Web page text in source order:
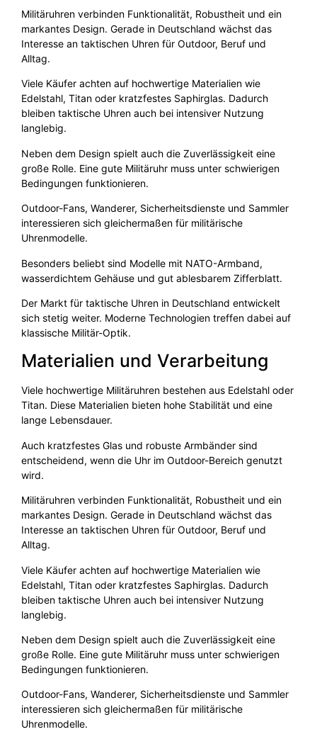
Militäruhren verbinden Funktionalität, Robustheit und ein
markantes Design. Gerade in Deutschland wächst das
Interesse an taktischen Uhren für Outdoor, Beruf und
Alltag.
Viele Käufer achten auf hochwertige Materialien wie
Edelstahl, Titan oder kratzfestes Saphirglas. Dadurch
bleiben taktische Uhren auch bei intensiver Nutzung
langlebig.
Neben dem Design spielt auch die Zuverlässigkeit eine
große Rolle. Eine gute Militäruhr muss unter schwierigen
Bedingungen funktionieren.
Outdoor-Fans, Wanderer, Sicherheitsdienste und Sammler
interessieren sich gleichermaßen für militärische
Uhrenmodelle.
Besonders beliebt sind Modelle mit NATO-Armband,
wasserdichtem Gehäuse und gut ablesbarem Zifferblatt.
Der Markt für taktische Uhren in Deutschland entwickelt
sich stetig weiter. Moderne Technologien treffen dabei auf
klassische Militär-Optik.
Materialien und Verarbeitung
Viele hochwertige Militäruhren bestehen aus Edelstahl oder
Titan. Diese Materialien bieten hohe Stabilität und eine
lange Lebensdauer.
Auch kratzfestes Glas und robuste Armbänder sind
entscheidend, wenn die Uhr im Outdoor-Bereich genutzt
wird.
Militäruhren verbinden Funktionalität, Robustheit und ein
markantes Design. Gerade in Deutschland wächst das
Interesse an taktischen Uhren für Outdoor, Beruf und
Alltag.
Viele Käufer achten auf hochwertige Materialien wie
Edelstahl, Titan oder kratzfestes Saphirglas. Dadurch
bleiben taktische Uhren auch bei intensiver Nutzung
langlebig.
Neben dem Design spielt auch die Zuverlässigkeit eine
große Rolle. Eine gute Militäruhr muss unter schwierigen
Bedingungen funktionieren.
Outdoor-Fans, Wanderer, Sicherheitsdienste und Sammler
interessieren sich gleichermaßen für militärische
Uhrenmodelle.